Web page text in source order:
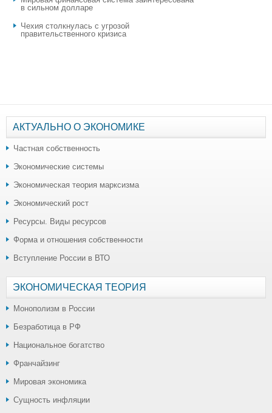
в сильном долларе
Чехия столкнулась с угрозой
правительственного кризиса
АКТУАЛЬНО О ЭКОНОМИКЕ
Частная собственность
Экономические системы
Экономическая теория марксизма
Экономический рост
Ресурсы. Виды ресурсов
Форма и отношения собственности
Вступление России в ВТО
ЭКОНОМИЧЕСКАЯ ТЕОРИЯ
Монополизм в России
Безработица в РФ
Национальное богатство
Франчайзинг
Мировая экономика
Сущность инфляции